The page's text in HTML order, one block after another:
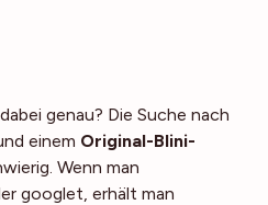
genau? Die Suche nach
einem Original-Blini-
Wenn man
googlet, erhält man